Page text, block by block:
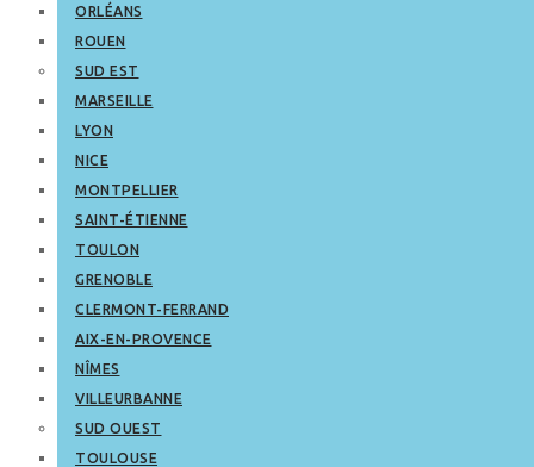
ORLÉANS
ROUEN
SUD EST
MARSEILLE
LYON
NICE
MONTPELLIER
SAINT-ÉTIENNE
TOULON
GRENOBLE
CLERMONT-FERRAND
AIX-EN-PROVENCE
NÎMES
VILLEURBANNE
SUD OUEST
TOULOUSE